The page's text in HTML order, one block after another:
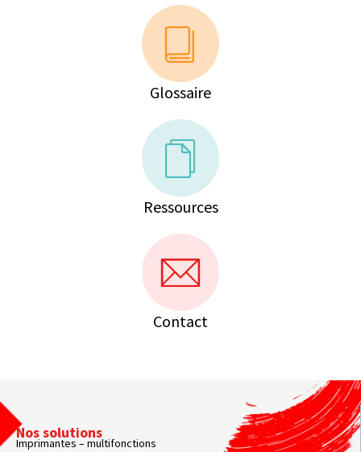
Glossaire
Ressources
Contact
Nos solutions
Imprimantes – multifonctions